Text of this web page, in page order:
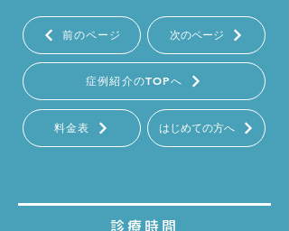
前のページ 次のページ
症例紹介のTOPへ
料金表 はじめての方へ
診療時間